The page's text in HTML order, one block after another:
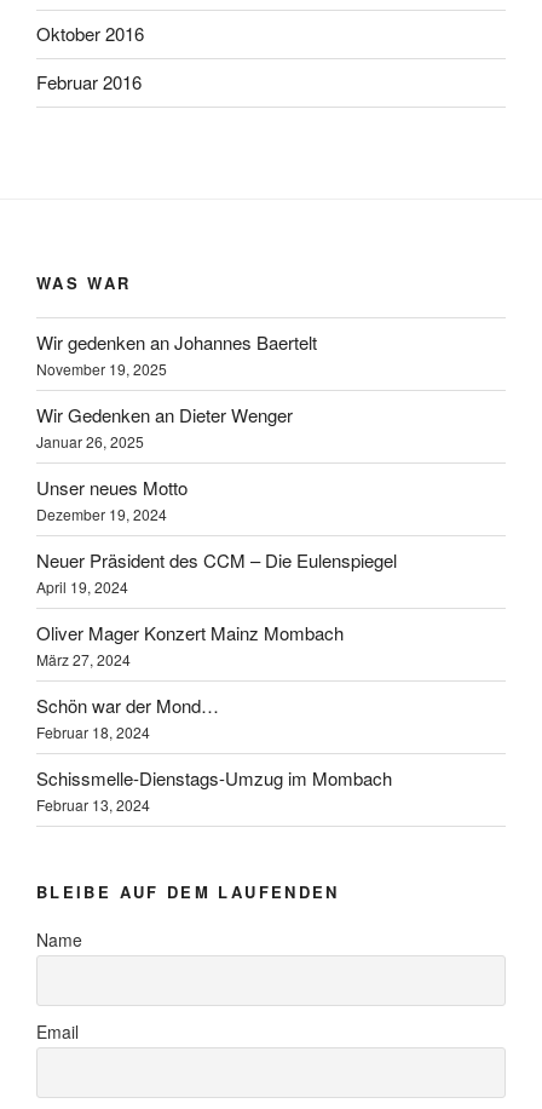
Oktober 2016
Februar 2016
WAS WAR
Wir gedenken an Johannes Baertelt
November 19, 2025
Wir Gedenken an Dieter Wenger
Januar 26, 2025
Unser neues Motto
Dezember 19, 2024
Neuer Präsident des CCM – Die Eulenspiegel
April 19, 2024
Oliver Mager Konzert Mainz Mombach
März 27, 2024
Schön war der Mond…
Februar 18, 2024
Schissmelle-Dienstags-Umzug im Mombach
Februar 13, 2024
BLEIBE AUF DEM LAUFENDEN
Name
Email